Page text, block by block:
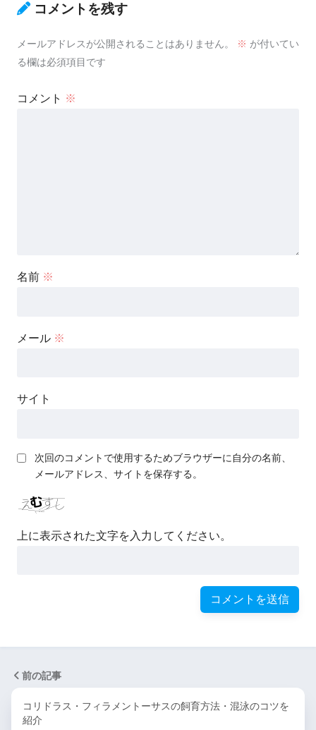
コメントを残す
メールアドレスが公開されることはありません。 ※ が付いてい
る欄は必須項目です
コメント ※
名前 ※
メール ※
サイト
次回のコメントで使用するためブラウザーに自分の名前、
メールアドレス、サイトを保存する。
上に表示された文字を入力してください。
前の記事
コリドラス・フィラメントーサスの飼育方法・混泳のコツを
紹介